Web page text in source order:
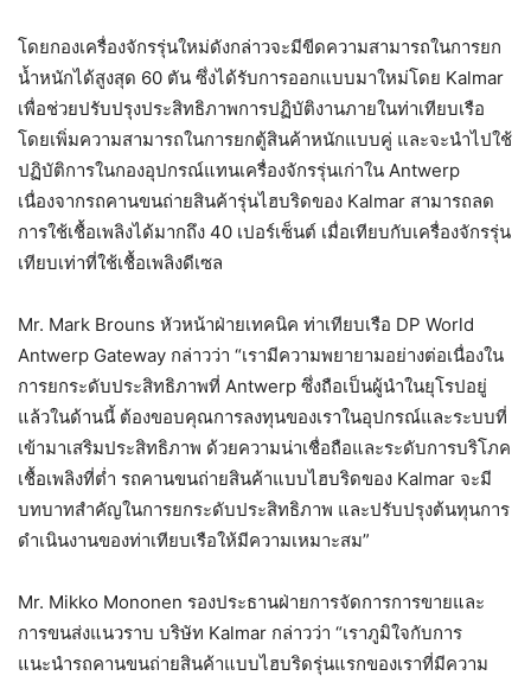
โดยกองเครื่องจักรรุ่นใหม่ดังกล่าวจะมีขีดความสามารถในการยก
น้ำหนักได้สูงสุด 60 ตัน ซึ่งได้รับการออกแบบมาใหม่โดย Kalmar
เพื่อช่วยปรับปรุงประสิทธิภาพการปฏิบัติงานภายในท่าเทียบเรือ
โดยเพิ่มความสามารถในการยกตู้สินค้าหนักแบบคู่ และจะนำไปใช้
ปฏิบัติการในกองอุปกรณ์แทนเครื่องจักรรุ่นเก่าใน Antwerp
เนื่องจากรถคานขนถ่ายสินค้ารุ่นไฮบริดของ Kalmar สามารถลด
การใช้เชื้อเพลิงได้มากถึง 40 เปอร์เซ็นต์ เมื่อเทียบกับเครื่องจักรรุ่น
เทียบเท่าที่ใช้เชื้อเพลิงดีเซล
Mr. Mark Brouns หัวหน้าฝ่ายเทคนิค ท่าเทียบเรือ DP World
Antwerp Gateway กล่าวว่า “เรามีความพยายามอย่างต่อเนื่องใน
การยกระดับประสิทธิภาพที่ Antwerp ซึ่งถือเป็นผู้นำในยุโรปอยู่
แล้วในด้านนี้ ต้องขอบคุณการลงทุนของเราในอุปกรณ์และระบบที่
เข้ามาเสริมประสิทธิภาพ ด้วยความน่าเชื่อถือและระดับการบริโภค
เชื้อเพลิงที่ต่ำ รถคานขนถ่ายสินค้าแบบไฮบริดของ Kalmar จะมี
บทบาทสำคัญในการยกระดับประสิทธิภาพ และปรับปรุงต้นทุนการ
ดำเนินงานของท่าเทียบเรือให้มีความเหมาะสม”
Mr. Mikko Mononen รองประธานฝ่ายการจัดการการขายและ
การขนส่งแนวราบ บริษัท Kalmar กล่าวว่า “เราภูมิใจกับการ
แนะนำรถคานขนถ่ายสินค้าแบบไฮบริดรุ่นแรกของเราที่มีความ